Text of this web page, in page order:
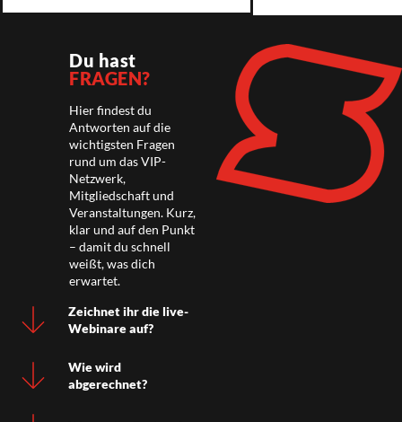
Du hast
FRAGEN?
Hier findest du
Antworten auf die
wichtigsten Fragen
rund um das VIP-
Netzwerk,
Mitgliedschaft und
Veranstaltungen. Kurz,
klar und auf den Punkt
– damit du schnell
weißt, was dich
erwartet.
Zeichnet ihr die live-
Webinare auf?
Wie wird
abgerechnet?